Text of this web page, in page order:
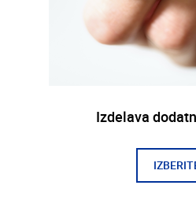
Izdelava